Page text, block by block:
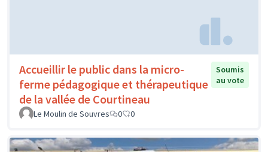
Accueillir le public dans la micro-
ferme pédagogique et thérapeutique
de la vallée de Courtineau
Soumis
au vote
Le Moulin de Souvres 0 0